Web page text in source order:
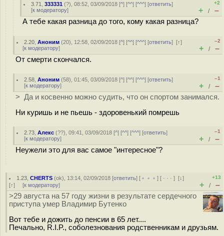
3.71 ,333331 (?), 08:52, 03/09/2018 [^] [^^] [^^^] [ответить]
[к модератору]
+2
+ / –
А тебе какая разница до того, кому какая разница?
2.20 ,Аноним (20), 12:58, 02/09/2018 [^] [^^] [^^^] [ответить][↑]
[к модератору]
–2
+ / –
От смерти скончался.
2.58 ,Аноним (58), 01:45, 03/09/2018 [^] [^^] [^^^] [ответить]
[к модератору]
–1
+ / –
> Да и косвенно можно судить, что он спортом занимался.
Ни куришь и не пьешь - здоровенький помрешь
2.73 ,Алекс (??), 09:41, 03/09/2018 [^] [^^] [^^^] [ответить]
[к модератору]
–1
+ / –
Неужели это для вас самое "интересное"?
1.23 ,CHERTS (ok), 13:14, 02/09/2018 [ответить] [ ﹢﹢﹢] [ · · ·][↓]
[↑] [к модератору]
+13
+ / –
>29 августа на 57 году жизни в результате сердечного
приступа умер Владимир Бутенко
Вот тебе и дожить до пенсии в 65 лет....
Печально, R.I.P., соболезнования родственникам и друзьям.